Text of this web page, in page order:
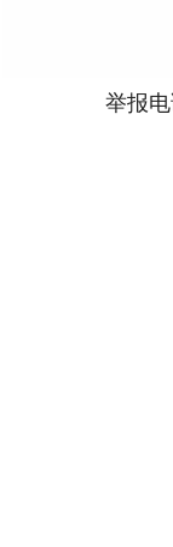
举报电